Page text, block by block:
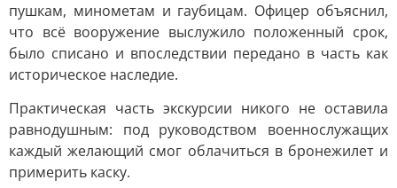
пушкам, минометам и гаубицам. Офицер объяснил,
что всё вооружение выслужило положенный срок,
было списано и впоследствии передано в часть как
историческое наследие.
Практическая часть экскурсии никого не оставила
равнодушным: под руководством военнослужащих
каждый желающий смог облачиться в бронежилет и
примерить каску.